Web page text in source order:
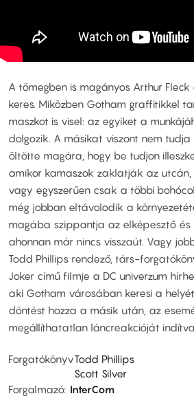
A tömegben is magányos Arthur
keres. Miközben Gotham graffitikkel
maszkot is visel: az egyiket a
dolgozik. A másikat viszont nem
öltötte magára, hogy be tudjon
amikor kamaszok zaklatják az
vagy egyszerűen csak a többi
még jobban eltávolodik a
magába szippantja az elképesztő és
ahonnan már nincs visszaút. Vagy
Todd Phillips rendező, társ-
Joker című filmje a DC univerzum
aki Gotham városában keresi a
döntést hozza a másik után, az
megállíthatatlan láncreakcióját
ForgatókönyvTodd Phillips
Scott Silver
Forgalmazó InterCom